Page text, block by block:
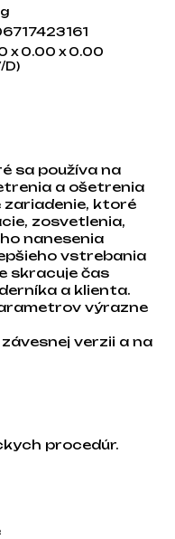
x 0.00 x 0.00
D)
sa používa na
a ošetrenia
zariadenie, ktoré
zosvetlenia,
nanesenia
vstrebania
skracuje čas
a klienta.
výrazne
verzii a na
procedúr.